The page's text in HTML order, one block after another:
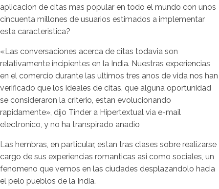
aplicacion de citas mas popular en todo el mundo con unos
cincuenta millones de usuarios estimados a implementar
esta caracteristica?
«Las conversaciones acerca de citas todavia son
relativamente incipientes en la India. Nuestras experiencias
en el comercio durante las ultimos tres anos de vida nos han
verificado que los ideales de citas, que alguna oportunidad
se consideraron la criterio, estan evolucionando
rapidamente», dijo Tinder a Hipertextual via e-mail
electronico, y no ha transpirado anadio
Las hembras, en particular, estan tras clases sobre realizarse
cargo de sus experiencias romanticas asi­ como sociales, un
fenomeno que vemos en las ciudades desplazandolo hacia
el pelo pueblos de la India.